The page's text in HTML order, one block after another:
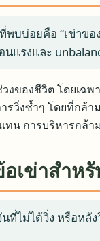
บบ่อยคือ “เข่าขอ
นแรงและ
งของชีวิต โดยเฉ
รวิ่งซ้ำๆ โดยที่ก
น การบริหารกล้า
เข่าสำห
ที่ไม่ได้วิ่ง หรือหลั